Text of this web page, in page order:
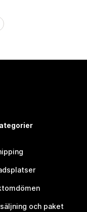
och paket